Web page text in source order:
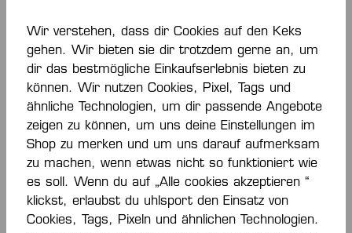
Zum Merkzettel hinzufügen
Beschreibung
Wir verstehen, dass dir Cookies auf den Keks
gehen. Wir bieten sie dir trotzdem gerne an, um
dir das bestmögliche Einkaufserlebnis bieten zu
können. Wir nutzen Cookies, Pixel, Tags und
ähnliche Technologien, um dir passende Angebote
zeigen zu können, um uns deine Einstellungen im
Shop zu merken und um uns darauf aufmerksam
zu machen, wenn etwas nicht so funktioniert wie
es soll. Wenn du auf „Alle cookies akzeptieren “
klickst, erlaubst du uhlsport den Einsatz von
Cookies, Tags, Pixeln und ähnlichen Technologien.